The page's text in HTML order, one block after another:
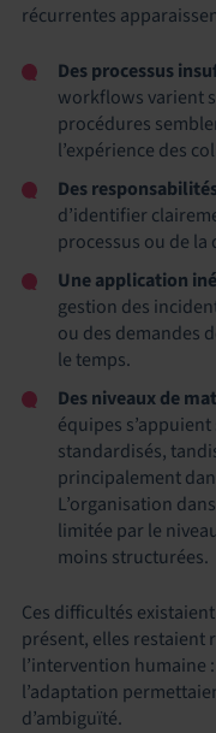
récurrentes
Des processus
workflows varient
procédures
l’expérience des
Des
d’identifier
processus ou de la
Une application
gestion des
ou des demandes
le temps.
Des niveaux de
équipes
standardisés,
principalement
L’organisation
limitée par le
moins structurées.
Ces difficultés existaient
présent, elles restaient
l’intervention humaine
l’adaptation
d’ambiguïté.